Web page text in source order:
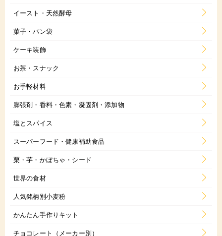
イースト・天然酵母
菓子・パン袋
ケーキ装飾
お茶・スナック
お手軽材料
膨張剤・香料・色素・凝固剤・添加物
塩とスパイス
スーパーフード・健康補助食品
栗・芋・かぼちゃ・シード
世界の食材
人気銘柄別小麦粉
かんたん手作りキット
チョコレート（メーカー別）